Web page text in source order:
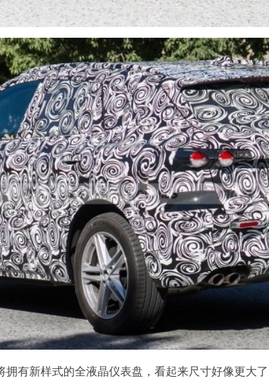
拥有新样式的全液晶仪表盘，看起来尺寸好像更大